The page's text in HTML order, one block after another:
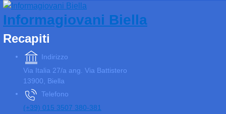
Informagiovani Biella
Recapiti
Indirizzo
Via Italia 27/a ang. Via Battistero
13900, Biella
Telefono
(+39) 015 3507 380-381